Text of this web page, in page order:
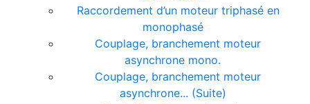
Raccordement d’un moteur triphasé en
monophasé
Couplage, branchement moteur
asynchrone mono.
Couplage, branchement moteur
asynchrone... (Suite)